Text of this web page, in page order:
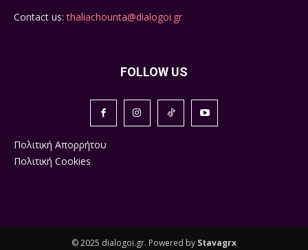
Contact us:thaliachounta@dialogoi.gr
FOLLOW US
Πολιτική Απορρήτου
Πολιτική Cookies
© 2025 dialogoi.gr. Powered by Stavagrx